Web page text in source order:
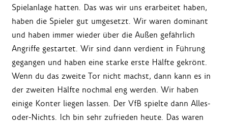
Spielanlage hatten. Das was wir uns erarbeitet haben,
haben die Spieler gut umgesetzt. Wir waren dominant
und haben immer wieder über die Außen gefährlich
Angriffe gestartet. Wir sind dann verdient in Führung
gegangen und haben eine starke erste Hälfte gekrönt.
Wenn du das zweite Tor nicht machst, dann kann es in
der zweiten Hälfte nochmal eng werden. Wir haben
einige Konter liegen lassen. Der VfB spielte dann Alles-
oder-Nichts. Ich bin sehr zufrieden heute. Das waren